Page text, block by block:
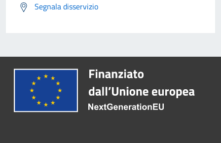
Segnala disservizio